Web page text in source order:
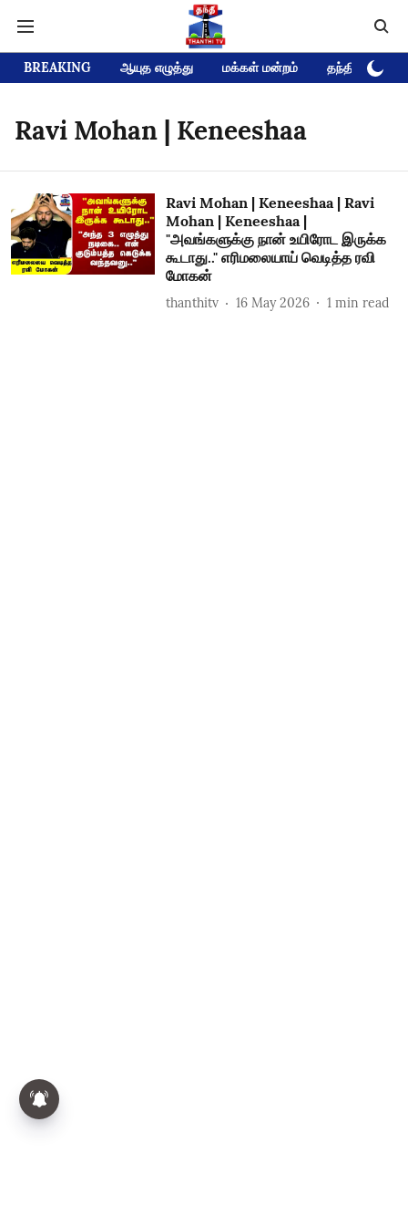
BREAKING ஆயுத எழுத்து மக்கள் மன்றம் தந்தி டிவி
Ravi Mohan | Keneeshaa
Ravi Mohan | Keneeshaa | Ravi
Mohan | Keneeshaa |
"அவங்களுக்கு நான் உயிரோட இருக்க
கூடாது.." எரிமலையாய் வெடித்த ரவி
மோகன்
thanthitv 16 May 2026 1 min read